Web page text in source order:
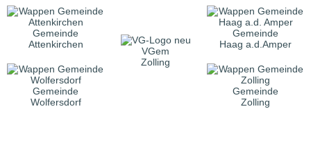
Gemeinde
Attenkirchen
VGem
Zolling
Gemeinde
Haag a.d.Amper
Gemeinde
Wolfersdorf
Gemeinde
Zolling